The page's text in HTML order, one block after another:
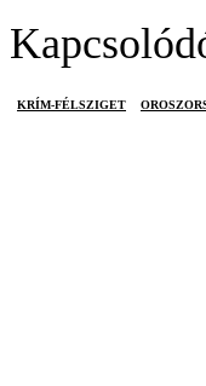
KRÍM-FÉLSZIGET